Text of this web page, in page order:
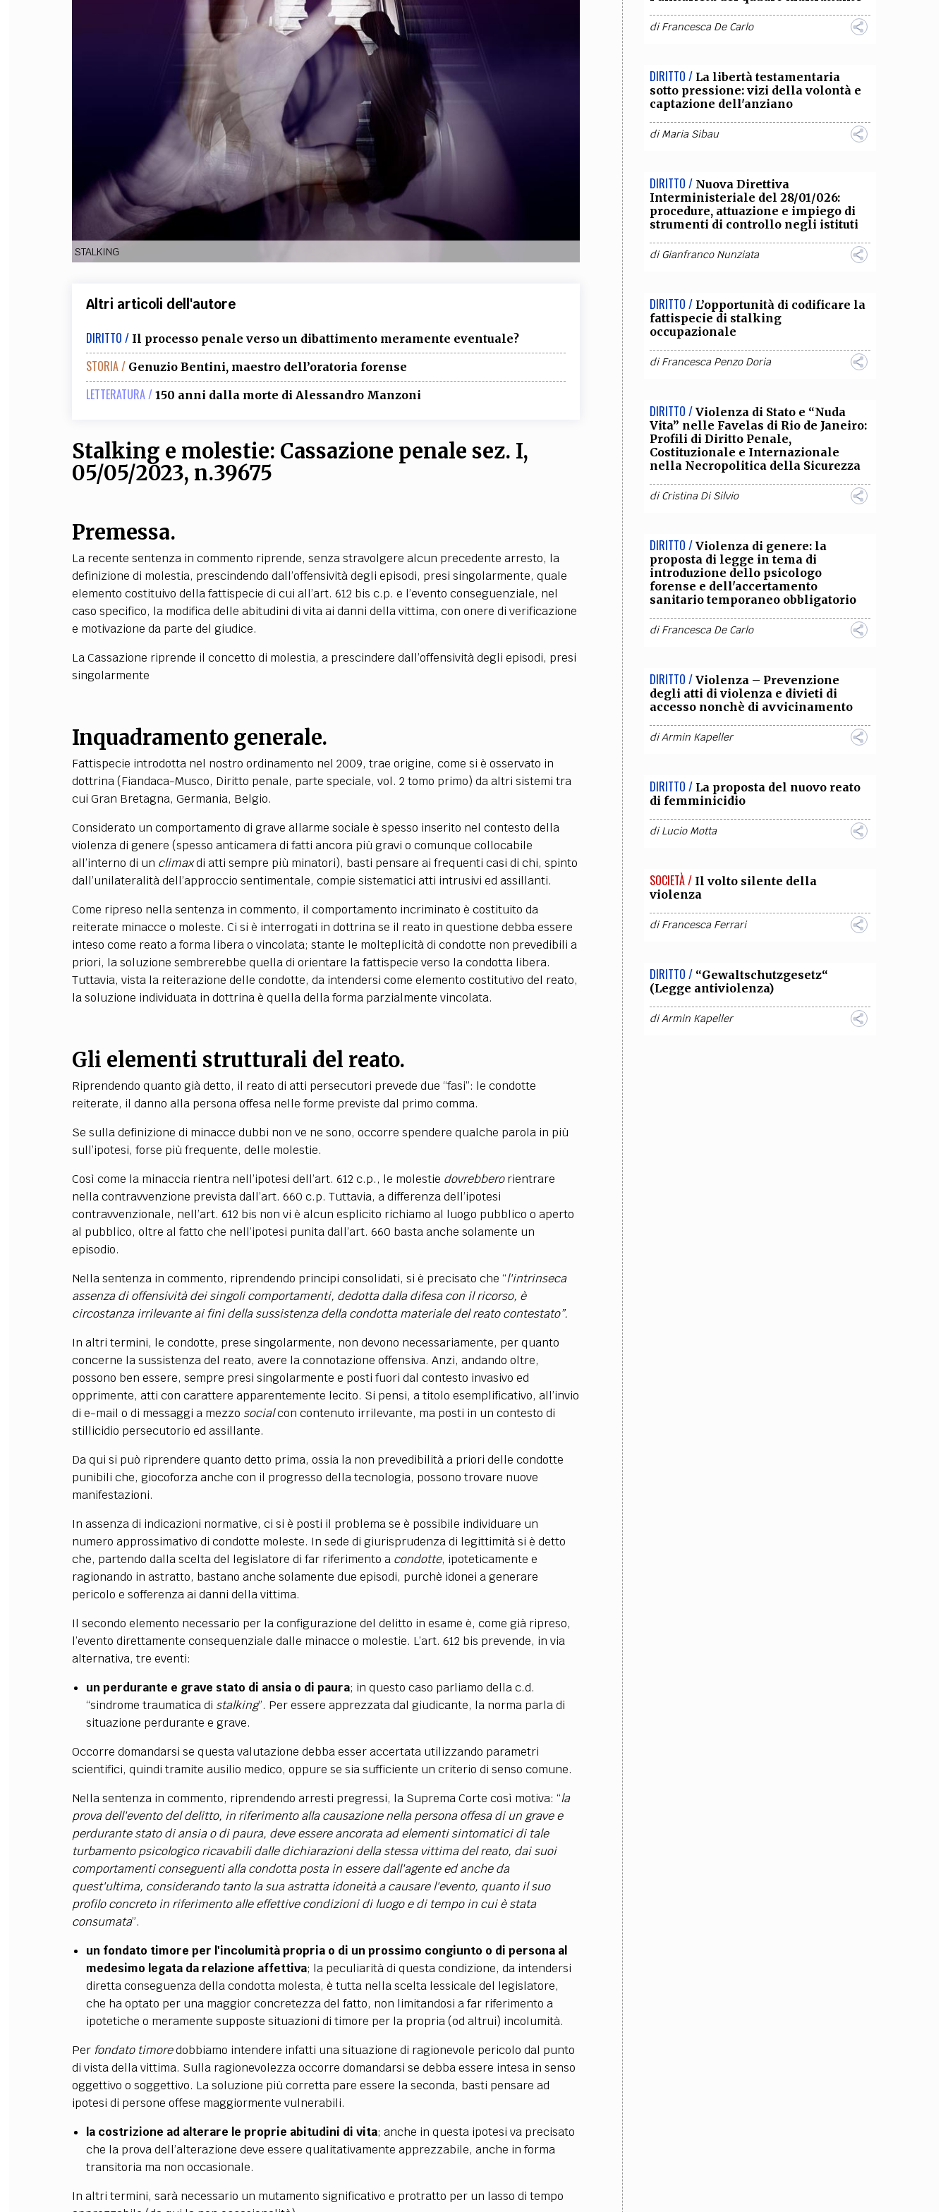
FILODIRITTO REDAZIONE COMITATO SCIENTIFICO COLLABORA CON NOI
EXTRA
CODICI LIBRI PROCEEDINGS
SOCIAL MEDIA
STALKING
Altri articoli dell'autore
DIRITTO / Il processo penale verso un dibattimento meramente eventuale?
STORIA / Genuzio Bentini, maestro dell’oratoria forense
LETTERATURA / 150 anni dalla morte di Alessandro Manzoni
Stalking e molestie: Cassazione penale sez. I,
05/05/2023, n.39675
Premessa.
La recente sentenza in commento riprende, senza stravolgere alcun precedente arresto, la
definizione di molestia, prescindendo dall’offensività degli episodi, presi singolarmente, quale
elemento costituivo della fattispecie di cui all’art. 612 bis c.p. e l’evento conseguenziale, nel
caso specifico, la modifica delle abitudini di vita ai danni della vittima, con onere di verificazione
e motivazione da parte del giudice.
La Cassazione riprende il concetto di molestia, a prescindere dall’offensività degli episodi, presi
singolarmente
Inquadramento generale.
Fattispecie introdotta nel nostro ordinamento nel 2009, trae origine, come si è osservato in
dottrina (Fiandaca-Musco, Diritto penale, parte speciale, vol. 2 tomo primo) da altri sistemi tra
cui Gran Bretagna, Germania, Belgio.
Considerato un comportamento di grave allarme sociale è spesso inserito nel contesto della
violenza di genere (spesso anticamera di fatti ancora più gravi o comunque collocabile
all’interno di un climaxdi atti sempre più minatori), basti pensare ai frequenti casi di chi, spinto
dall’unilateralità dell’approccio sentimentale, compie sistematici atti intrusivi ed assillanti.
Come ripreso nella sentenza in commento, il comportamento incriminato è costituito da
reiterate minacce o moleste. Ci si è interrogati in dottrina se il reato in questione debba essere
inteso come reato a forma libera o vincolata; stante le molteplicità di condotte non prevedibili a
priori, la soluzione sembrerebbe quella di orientare la fattispecie verso la condotta libera.
Tuttavia, vista la reiterazione delle condotte, da intendersi come elemento costitutivo del reato,
la soluzione individuata in dottrina è quella della forma parzialmente vincolata.
Gli elementi strutturali del reato.
Riprendendo quanto già detto, il reato di atti persecutori prevede due “fasi”: le condotte
reiterate, il danno alla persona offesa nelle forme previste dal primo comma.
Se sulla definizione di minacce dubbi non ve ne sono, occorre spendere qualche parola in più
sull’ipotesi, forse più frequente, delle molestie.
Così come la minaccia rientra nell’ipotesi dell’art. 612 c.p., le molestie dovrebberorientrare
nella contravvenzione prevista dall’art. 660 c.p. Tuttavia, a differenza dell’ipotesi
contravvenzionale, nell’art. 612 bis non vi è alcun esplicito richiamo al luogo pubblico o aperto
al pubblico, oltre al fatto che nell’ipotesi punita dall’art. 660 basta anche solamente un
episodio.
Nella sentenza in commento, riprendendo principi consolidati, si è precisato che “l'intrinseca
assenza di offensività dei singoli comportamenti, dedotta dalla difesa con il ricorso, è
circostanza irrilevante ai fini della sussistenza della condotta materiale del reato contestato”.
In altri termini, le condotte, prese singolarmente, non devono necessariamente, per quanto
concerne la sussistenza del reato, avere la connotazione offensiva. Anzi, andando oltre,
possono ben essere, sempre presi singolarmente e posti fuori dal contesto invasivo ed
opprimente, atti con carattere apparentemente lecito. Si pensi, a titolo esemplificativo, all’invio
di e-mail o di messaggi a mezzo socialcon contenuto irrilevante, ma posti in un contesto di
stillicidio persecutorio ed assillante.
Da qui si può riprendere quanto detto prima, ossia la non prevedibilità a priori delle condotte
punibili che, giocoforza anche con il progresso della tecnologia, possono trovare nuove
manifestazioni.
In assenza di indicazioni normative, ci si è posti il problema se è possibile individuare un
numero approssimativo di condotte moleste. In sede di giurisprudenza di legittimità si è detto
che, partendo dalla scelta del legislatore di far riferimento a condotte, ipoteticamente e
ragionando in astratto, bastano anche solamente due episodi, purchè idonei a generare
pericolo e sofferenza ai danni della vittima.
Il secondo elemento necessario per la configurazione del delitto in esame è, come già ripreso,
l’evento direttamente consequenziale dalle minacce o molestie. L’art. 612 bis prevende, in via
alternativa, tre eventi:
un perdurante e grave stato di ansia o di paura; in questo caso parliamo della c.d.
“sindrome traumatica di stalking”. Per essere apprezzata dal giudicante, la norma parla di
situazione perdurante e grave.
Occorre domandarsi se questa valutazione debba esser accertata utilizzando parametri
scientifici, quindi tramite ausilio medico, oppure se sia sufficiente un criterio di senso comune.
Nella sentenza in commento, riprendendo arresti pregressi, la Suprema Corte così motiva: “la
prova dell'evento del delitto, in riferimento alla causazione nella persona offesa di un grave e
perdurante stato di ansia o di paura, deve essere ancorata ad elementi sintomatici di tale
turbamento psicologico ricavabili dalle dichiarazioni della stessa vittima del reato, dai suoi
comportamenti conseguenti alla condotta posta in essere dall'agente ed anche da
quest'ultima, considerando tanto la sua astratta idoneità a causare l'evento, quanto il suo
profilo concreto in riferimento alle effettive condizioni di luogo e di tempo in cui è stata
consumata”.
un fondato timore per l'incolumità propria o di un prossimo congiunto o di persona al
medesimo legata da relazione affettiva; la peculiarità di questa condizione, da intendersi
diretta conseguenza della condotta molesta, è tutta nella scelta lessicale del legislatore,
che ha optato per una maggior concretezza del fatto, non limitandosi a far riferimento a
ipotetiche o meramente supposte situazioni di timore per la propria (od altrui) incolumità.
Per fondato timoredobbiamo intendere infatti una situazione di ragionevole pericolo dal punto
di vista della vittima. Sulla ragionevolezza occorre domandarsi se debba essere intesa in senso
oggettivo o soggettivo. La soluzione più corretta pare essere la seconda, basti pensare ad
ipotesi di persone offese maggiormente vulnerabili.
la costrizione ad alterare le proprie abitudini di vita; anche in questa ipotesi va precisato
che la prova dell’alterazione deve essere qualitativamente apprezzabile, anche in forma
transitoria ma non occasionale.
In altri termini, sarà necessario un mutamento significativo e protratto per un lasso di tempo
diFrancesca De Carlo
DIRITTO / La libertà testamentaria
sotto pressione: vizi della volontà e
captazione dell'anziano
diMaria Sibau
DIRITTO / Nuova Direttiva
Interministeriale del 28/01/026:
procedure, attuazione e impiego di
strumenti di controllo negli istituti
diGianfranco Nunziata
DIRITTO / L’opportunità di codificare la
fattispecie di stalking
occupazionale
diFrancesca Penzo Doria
DIRITTO / Violenza di Stato e “Nuda
Vita” nelle Favelas di Rio de Janeiro:
Profili di Diritto Penale,
Costituzionale e Internazionale
nella Necropolitica della Sicurezza
diCristina Di Silvio
DIRITTO / Violenza di genere: la
proposta di legge in tema di
introduzione dello psicologo
forense e dell'accertamento
sanitario temporaneo obbligatorio
diFrancesca De Carlo
DIRITTO / Violenza – Prevenzione
degli atti di violenza e divieti di
accesso nonchè di avvicinamento
diArmin Kapeller
DIRITTO / La proposta del nuovo reato
di femminicidio
diLucio Motta
SOCIETÀ / Il volto silente della
violenza
diFrancesca Ferrari
DIRITTO / “Gewaltschutzgesetz“
(Legge antiviolenza)
diArmin Kapeller